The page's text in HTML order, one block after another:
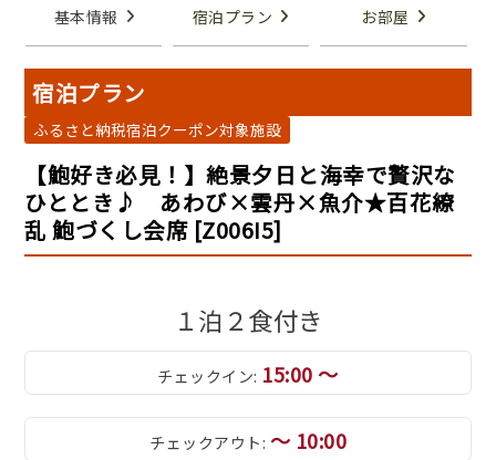
基本情報 宿泊プラン お部屋
宿泊プラン
ふるさと納税宿泊クーポン対象施設
【鮑好き必見！】絶景夕日と海幸で贅沢な
ひととき♪ あわび×雲丹×魚介★百花繚
乱 鮑づくし会席 [Z006I5]
１泊２食付き
チェックイン: 15:00 ～
チェックアウト: ～ 10:00